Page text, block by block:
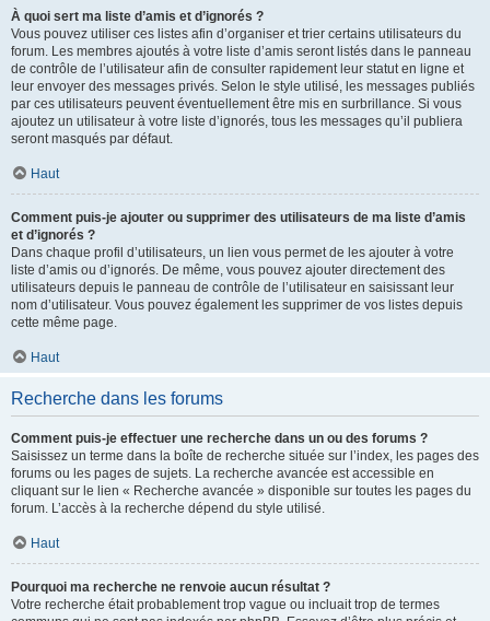
À quoi sert ma liste d’amis et d’ignorés ?
Vous pouvez utiliser ces listes afin d’organiser et trier certains utilisateurs du
forum. Les membres ajoutés à votre liste d’amis seront listés dans le panneau
de contrôle de l’utilisateur afin de consulter rapidement leur statut en ligne et
leur envoyer des messages privés. Selon le style utilisé, les messages publiés
par ces utilisateurs peuvent éventuellement être mis en surbrillance. Si vous
ajoutez un utilisateur à votre liste d’ignorés, tous les messages qu’il publiera
seront masqués par défaut.
Haut
Comment puis-je ajouter ou supprimer des utilisateurs de ma liste d’amis
et d’ignorés ?
Dans chaque profil d’utilisateurs, un lien vous permet de les ajouter à votre
liste d’amis ou d’ignorés. De même, vous pouvez ajouter directement des
utilisateurs depuis le panneau de contrôle de l’utilisateur en saisissant leur
nom d’utilisateur. Vous pouvez également les supprimer de vos listes depuis
cette même page.
Haut
Recherche dans les forums
Comment puis-je effectuer une recherche dans un ou des forums ?
Saisissez un terme dans la boîte de recherche située sur l’index, les pages des
forums ou les pages de sujets. La recherche avancée est accessible en
cliquant sur le lien « Recherche avancée » disponible sur toutes les pages du
forum. L’accès à la recherche dépend du style utilisé.
Haut
Pourquoi ma recherche ne renvoie aucun résultat ?
Votre recherche était probablement trop vague ou incluait trop de termes